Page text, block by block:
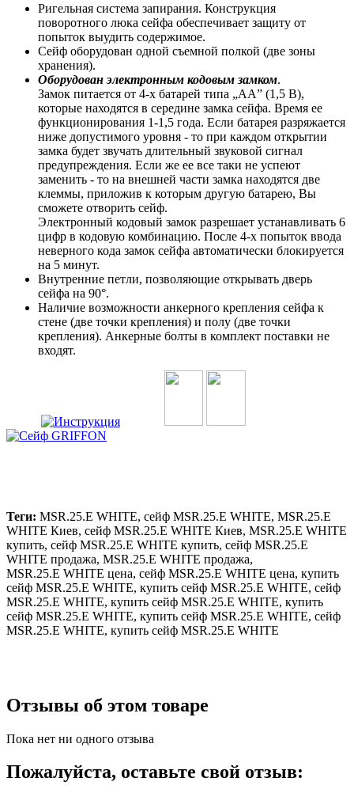
Ригельная система запирания. Конструкция
поворотного люка сейфа обеспечивает защиту от
попыток выудить содержимое.
Сейф оборудован одной съемной полкой (две зоны
хранения).
Оборудован электронным кодовым замком.
Замок питается от 4-х батарей типа „АА” (1,5 В),
которые находятся в середине замка сейфа. Время ее
функционирования 1-1,5 года. Если батарея разряжается
ниже допустимого уровня - то при каждом открытии
замка будет звучать длительный звуковой сигнал
предупреждения. Если же ее все таки не успеют
заменить - то на внешней части замка находятся две
клеммы, приложив к которым другую батарею, Вы
сможете отворить сейф.
Электронный кодовый замок разрешает устанавливать 6
цифр в кодовую комбинацию. После 4-х попыток ввода
неверного кода замок сейфа автоматически блокируется
на 5 минут.
Внутренние петли, позволяющие открывать дверь
сейфа на 90°.
Наличие возможности анкерного крепления сейфа к
стене (две точки крепления) и полу (две точки
крепления). Анкерные болты в комплект поставки не
входят.
Теги: MSR.25.E WHITE, сейф MSR.25.E WHITE, MSR.25.E
WHITE Киев, сейф MSR.25.E WHITE Киев, MSR.25.E WHITE
купить, сейф MSR.25.E WHITE купить, сейф MSR.25.E
WHITE продажа, MSR.25.E WHITE продажа,
MSR.25.E WHITE цена, сейф MSR.25.E WHITE цена, купить
сейф MSR.25.E WHITE, купить сейф MSR.25.E WHITE, сейф
MSR.25.E WHITE, купить сейф MSR.25.E WHITE, купить
сейф MSR.25.E WHITE, купить сейф MSR.25.E WHITE, сейф
MSR.25.E WHITE, купить сейф MSR.25.E WHITE
Отзывы об этом товаре
Пока нет ни одного отзыва
Пожалуйста, оставьте свой отзыв: